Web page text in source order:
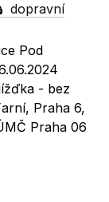
dopravní
Pod
- bez
Praha 6,
Praha 06